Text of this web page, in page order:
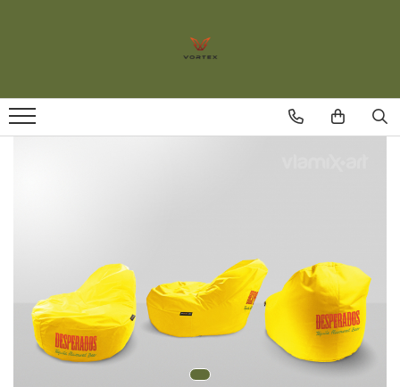
Fotoliu puf interior/exterior
Fotoliu puf personalizat logo